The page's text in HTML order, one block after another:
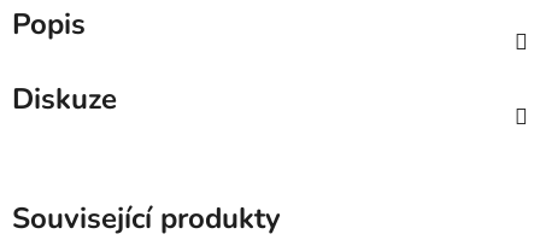
Popis
Diskuze
Související produkty